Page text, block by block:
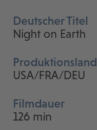
Deutscher Titel
Night on Earth
Produktionsland
USA/FRA/DEU
Filmdauer
126 min